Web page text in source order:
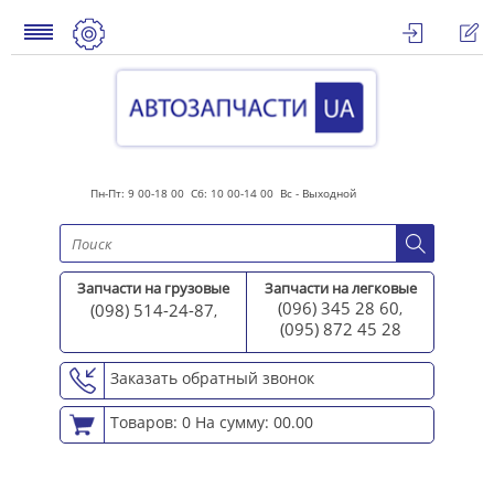
Пн-Пт: 9 00-18 00 Сб: 10 00-14 00 Вс - Выходной
Запчасти на грузовые
(098) 514-24-87,
Запчасти на легковые
(096) 345 28 60,
(095) 872 45 28
Заказать обратный звонок
Товаров: 0 На сумму: 00.00